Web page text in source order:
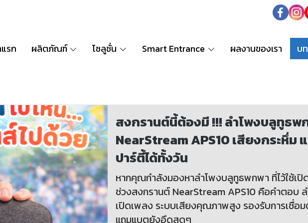
รก ผลิตภัณฑ์ โซลูชั่น Smart Entrance ผลงานของเรา บ
สงกรานต์นี้ต้องมี !!! ลำโพงบลูทูธพ
NearStream APS10 เสียงกระหึ่ม
ปาร์ตี้ได้ทั้งวัน
หากคุณกำลังมองหาลำโพงบลูทูธพกพา ที่ไว้ใช้เปิ
ช่วงสงกรานต์ NearStream APS10 คือคำตอบ
เปิดเพลง ระบบเสียงคุณภาพสูง รองรับการเชื่อ
แถมแบตยังอึดสุดๆ